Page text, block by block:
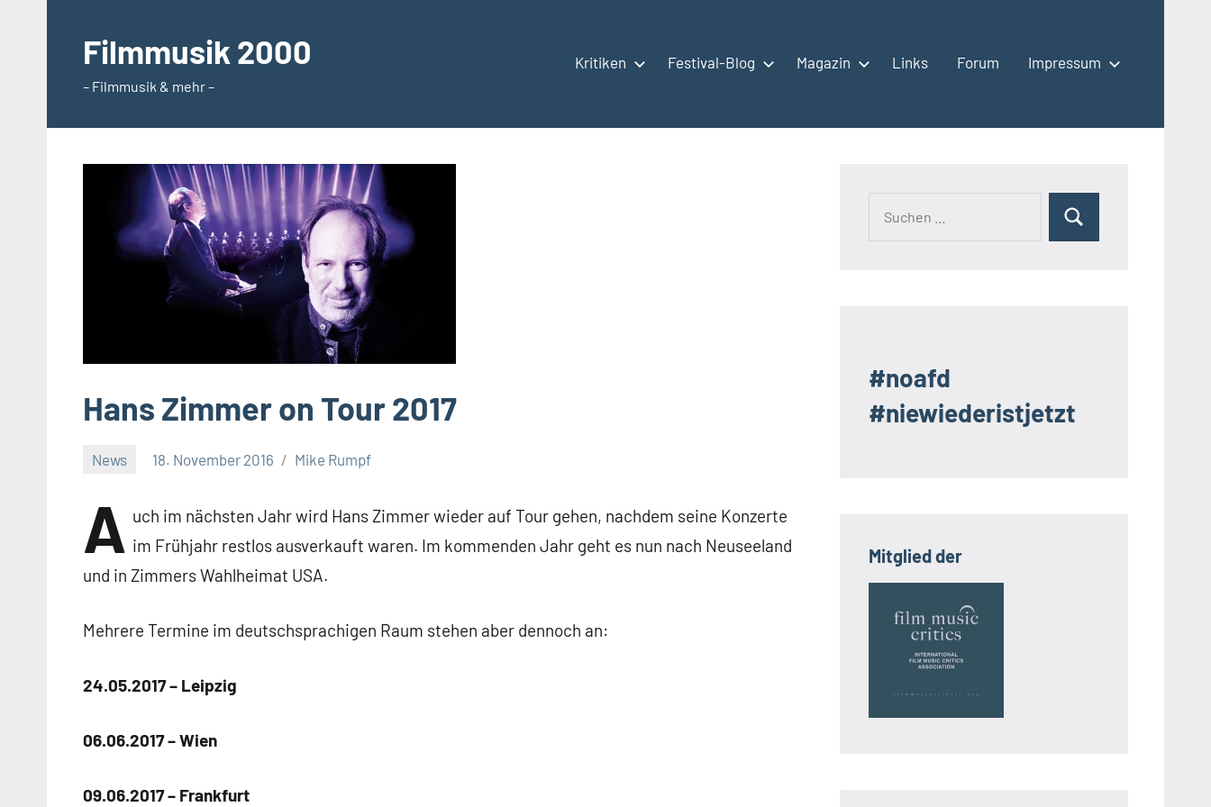
springenFilmmusik 2000
– Filmmusik & mehr –
Kritiken Festival-Blog Magazin Links Forum Impressum
Hans Zimmer on Tour 2017
News 18. November 2016 Mike Rumpf
A uch im nächsten Jahr wird Hans Zimmer wieder auf Tour gehen, nachdem seine Konzerte
im Frühjahr restlos ausverkauft waren. Im kommenden Jahr geht es nun nach Neuseeland
und in Zimmers Wahlheimat USA.
Mehrere Termine im deutschsprachigen Raum stehen aber dennoch an:
24.05.2017 – Leipzig
06.06.2017 – Wien
09.06.2017 – Frankfurt
Suchen
#noafd
#niewiederistjetzt
Mitglied der